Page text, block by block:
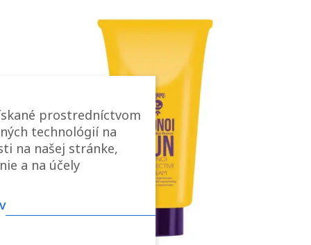
prostredníctvom
technológií na
na našej stránke,
a na účely